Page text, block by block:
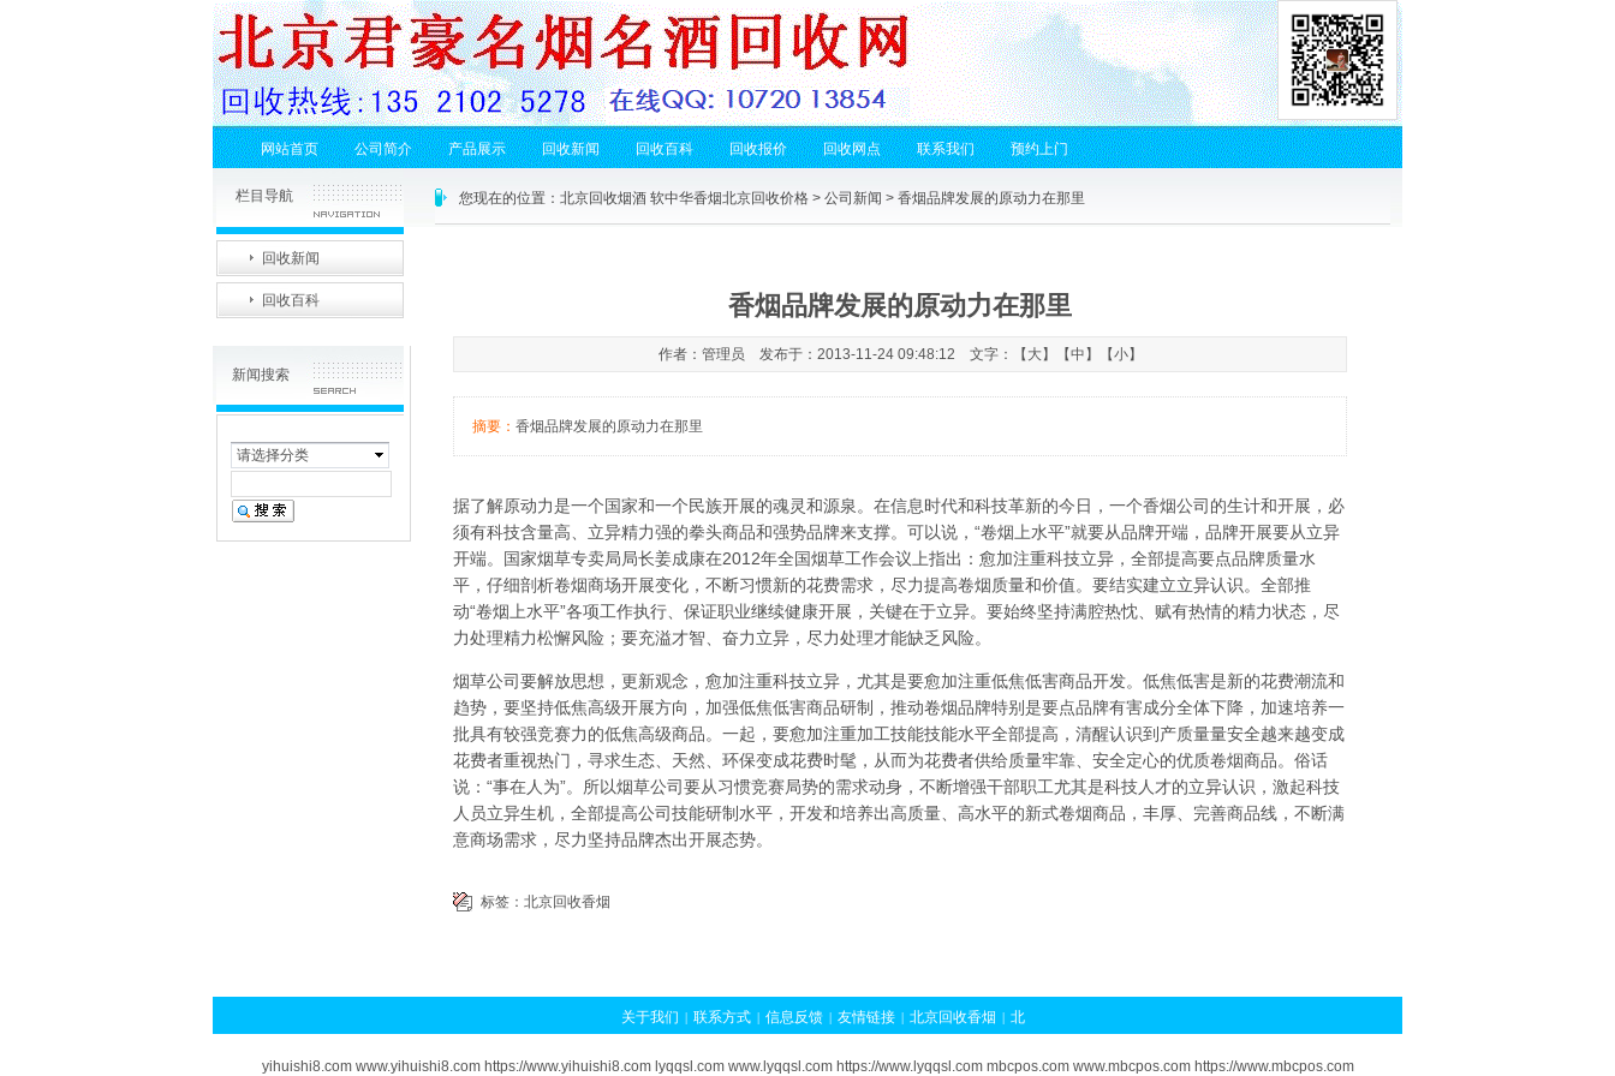
网站首页 公司简介 产品展示 回收新闻 回收百科 回收报价 回收网点 联系我们 预约上门
新闻搜索
请选择分类
栏目导航
回收新闻
回收百科
您现在的位置： 北京回收烟酒 软中华香烟北京回收价格 > 公司新闻 > 香烟品牌发展的原动力在那里
香烟品牌发展的原动力在那里
作者：管理员 发布于：2013-11-24 09:48:12 文字：【 大】【中 】【小】
摘要： 香烟品牌发展的原动力在那里
据了解原动力是一个国家和一个民族开展的魂灵和源泉。在信息时代和科技革新的今日，一个香烟公司的生计和开展，必
须有科技含量高、立异精力强的拳头商品和强势品牌来支撑。可以说，“卷烟上水平”就要从品牌开端，品牌开展要从立异
开端。国家烟草专卖局局长姜成康在2012年全国烟草工作会议上指出：愈加注重科技立异，全部提高要点品牌质量水
平，仔细剖析卷烟商场开展变化，不断习惯新的花费需求，尽力提高卷烟质量和价值。要结实建立立异认识。全部推
动“卷烟上水平”各项工作执行、保证职业继续健康开展，关键在于立异。要始终坚持满腔热忱、赋有热情的精力状态，尽
力处理精力松懈风险；要充溢才智、奋力立异，尽力处理才能缺乏风险。
烟草公司要解放思想，更新观念，愈加注重科技立异，尤其是要愈加注重低焦低害商品开发。低焦低害是新的花费潮流和
趋势，要坚持低焦高级开展方向，加强低焦低害商品研制，推动卷烟品牌特别是要点品牌有害成分全体下降，加速培养一
批具有较强竞赛力的低焦高级商品。一起，要愈加注重加工技能技能水平全部提高，清醒认识到产质量量安全越来越变成
花费者重视热门，寻求生态、天然、环保变成花费时髦，从而为花费者供给质量牢靠、安全定心的优质卷烟商品。俗话
说：“事在人为”。所以烟草公司要从习惯竞赛局势的需求动身，不断增强干部职工尤其是科技人才的立异认识，激起科技
人员立异生机，全部提高公司技能研制水平，开发和培养出高质量、高水平的新式卷烟商品，丰厚、完善商品线，不断满
意商场需求，尽力坚持品牌杰出开展态势。
标签： 北京回收香烟
关于我们 | 联系方式 | 信息反馈 | 友情链接 | 北京回收香烟 | 北
yihuishi8.com www.yihuishi8.com https://www.yihuishi8.com lyqqsl.com www.lyqqsl.com https://www.lyqqsl.com mbcpos.com www.mbcpos.com https://www.mbcpos.com